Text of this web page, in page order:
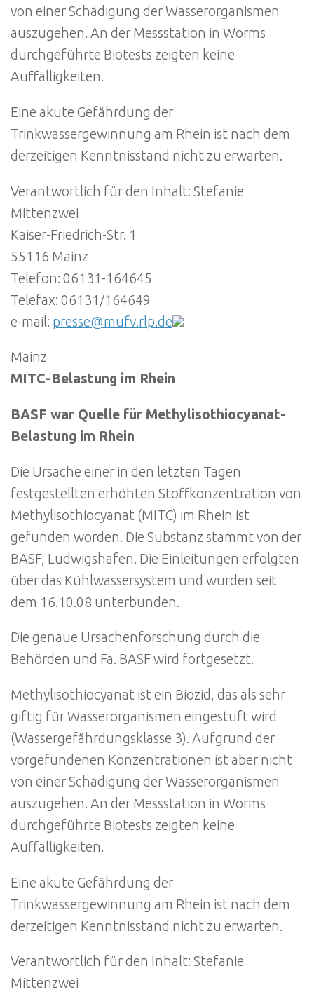
von einer Schädigung der Wasserorganismen
auszugehen. An der Messstation in Worms
durchgeführte Biotests zeigten keine
Auffälligkeiten.
Eine akute Gefährdung der
Trinkwassergewinnung am Rhein ist nach dem
derzeitigen Kenntnisstand nicht zu erwarten.
Verantwortlich für den Inhalt: Stefanie
Mittenzwei
Kaiser-Friedrich-Str. 1
55116 Mainz
Telefon: 06131-164645
Telefax: 06131/164649
e-mail: presse@mufv.rlp.de
Mainz
MITC-Belastung im Rhein
BASF war Quelle für Methylisothiocyanat-
Belastung im Rhein
Die Ursache einer in den letzten Tagen
festgestellten erhöhten Stoffkonzentration von
Methylisothiocyanat (MITC) im Rhein ist
gefunden worden. Die Substanz stammt von der
BASF, Ludwigshafen. Die Einleitungen erfolgten
über das Kühlwassersystem und wurden seit
dem 16.10.08 unterbunden.
Die genaue Ursachenforschung durch die
Behörden und Fa. BASF wird fortgesetzt.
Methylisothiocyanat ist ein Biozid, das als sehr
giftig für Wasserorganismen eingestuft wird
(Wassergefährdungsklasse 3). Aufgrund der
vorgefundenen Konzentrationen ist aber nicht
von einer Schädigung der Wasserorganismen
auszugehen. An der Messstation in Worms
durchgeführte Biotests zeigten keine
Auffälligkeiten.
Eine akute Gefährdung der
Trinkwassergewinnung am Rhein ist nach dem
derzeitigen Kenntnisstand nicht zu erwarten.
Verantwortlich für den Inhalt: Stefanie
Mittenzwei